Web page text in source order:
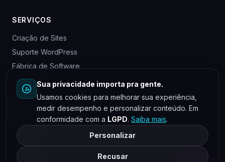
SERVIÇOS
Criação de Sites
Suporte WordPress
Fábrica de Software
Para Agências
EMPRESA
Quem somos
Blog
Contato
Sua privacidade importa pra gente.
Usamos cookies para melhorar sua experiência,
medir desempenho e personalizar conteúdo. Em
conformidade com a LGPD. Saiba mais.
Personalizar
Recusar